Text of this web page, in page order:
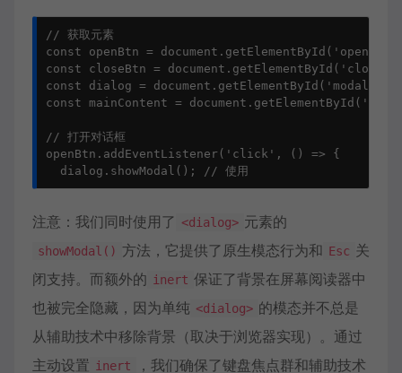
// 获取元素
const openBtn = document.getElementById('open-
const closeBtn =
const dialog = document.getElementById('modal-
const mainContent =
// 打开对话框
openBtn.addEventListener('click', () => {
  dialog.showModal(); // 使用
注意：我们同时使用了 <dialog> 元素的
showModal() 方法，它提供了原生模态行为和 Esc 关
闭支持。而额外的 inert 保证了背景在屏幕阅读器中
也被完全隐藏，因为单纯 <dialog> 的模态并不总是
从辅助技术中移除背景（取决于浏览器实现）。通过
主动设置 inert
，我们确保了键盘焦点群和辅助技术